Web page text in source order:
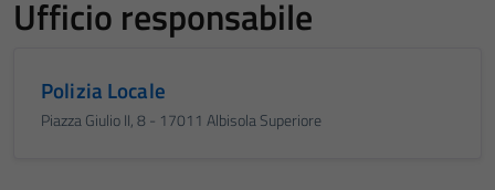
Ufficio responsabile
Polizia Locale
Piazza Giulio II, 8 - 17011 Albisola Superiore